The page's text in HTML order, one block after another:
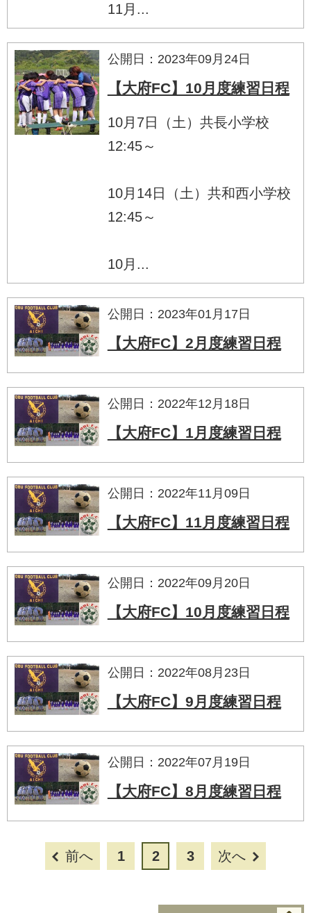
11月...
公開日：2023年09月24日
【大府FC】10月度練習日程
10月7日（土）共長小学校
12:45～
10月14日（土）共和西小学校
12:45～
10月...
公開日：2023年01月17日
【大府FC】2月度練習日程
公開日：2022年12月18日
【大府FC】1月度練習日程
公開日：2022年11月09日
【大府FC】11月度練習日程
公開日：2022年09月20日
【大府FC】10月度練習日程
公開日：2022年08月23日
【大府FC】9月度練習日程
公開日：2022年07月19日
【大府FC】8月度練習日程
前へ 1 2 3 次へ